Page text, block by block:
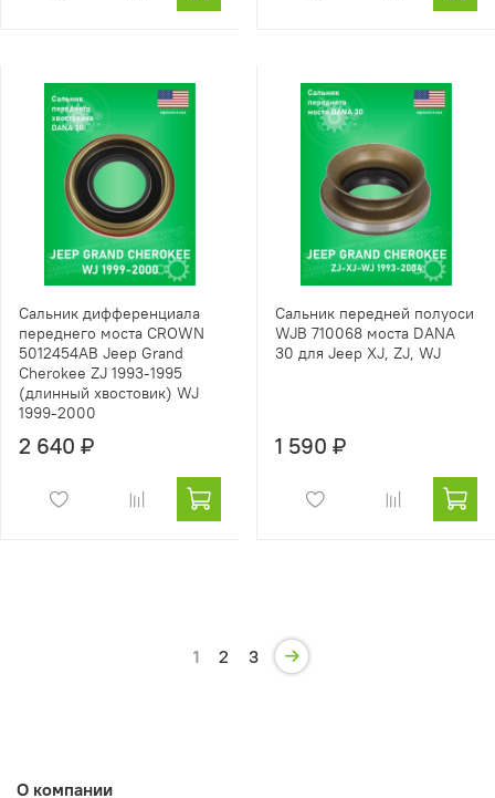
Сальник дифференциала
переднего моста CROWN
5012454AB Jeep Grand
Cherokee ZJ 1993-1995
(длинный хвостовик) WJ
1999-2000
2 640 ₽
Сальник передней полуоси
WJB 710068 моста DANA
30 для Jeep XJ, ZJ, WJ
1 590 ₽
1 2 3
О компании